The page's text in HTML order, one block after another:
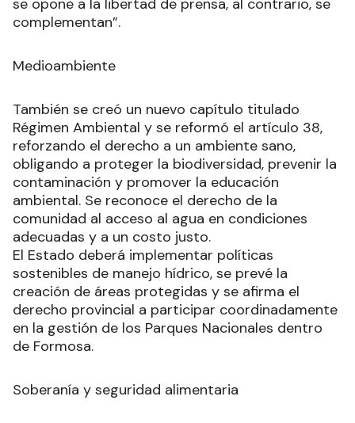
se opone a la libertad de prensa, al contrario, se
complementan”.
Medioambiente
También se creó un nuevo capítulo titulado
Régimen Ambiental y se reformó el artículo 38,
reforzando el derecho a un ambiente sano,
obligando a proteger la biodiversidad, prevenir la
contaminación y promover la educación
ambiental. Se reconoce el derecho de la
comunidad al acceso al agua en condiciones
adecuadas y a un costo justo.
El Estado deberá implementar políticas
sostenibles de manejo hídrico, se prevé la
creación de áreas protegidas y se afirma el
derecho provincial a participar coordinadamente
en la gestión de los Parques Nacionales dentro
de Formosa.
Soberanía y seguridad alimentaria